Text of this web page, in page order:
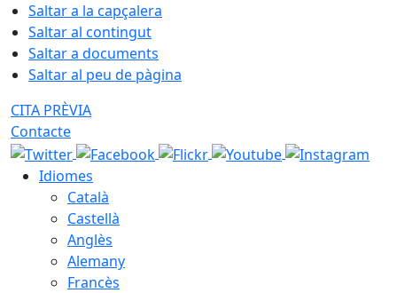
Saltar a la capçalera
Saltar al contingut
Saltar a documents
Saltar al peu de pàgina
CITA PRÈVIA
Contacte
Idiomes
Català
Castellà
Anglès
Alemany
Francès